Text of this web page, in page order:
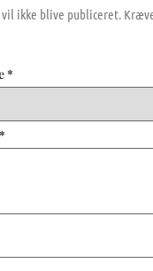
vil ikke blive publiceret.
*
*